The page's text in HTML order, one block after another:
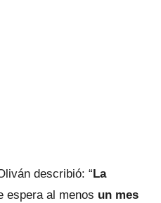
describió: “La
espera al menos un mes